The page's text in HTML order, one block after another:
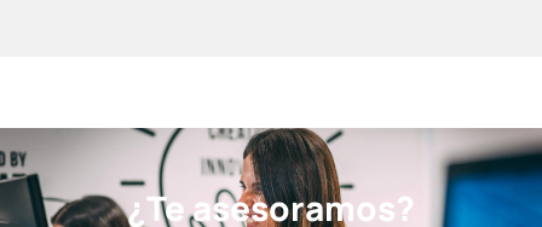
¿Te asesoramos?